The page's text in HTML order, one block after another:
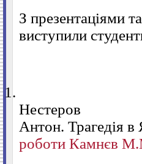
З презентаціями
виступили
1.
Нестеров
Антон. Трагедія
роботи Камнєв